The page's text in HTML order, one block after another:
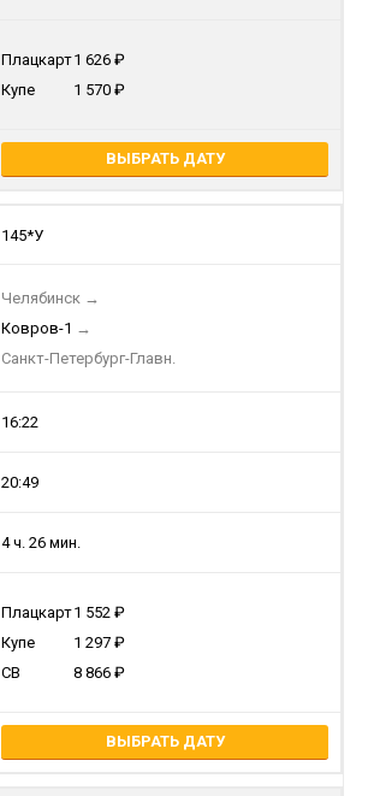
Плацкарт1 626
Купе
1 570
ВЫБРАТЬ ДАТУ
145*У
Челябинск →
Ковров-1 →
Санкт-Петербург-Главн.
16:22
20:49
4 ч. 26 мин.
Плацкарт1 552
Купе
1 297
СВ
8 866
ВЫБРАТЬ ДАТУ